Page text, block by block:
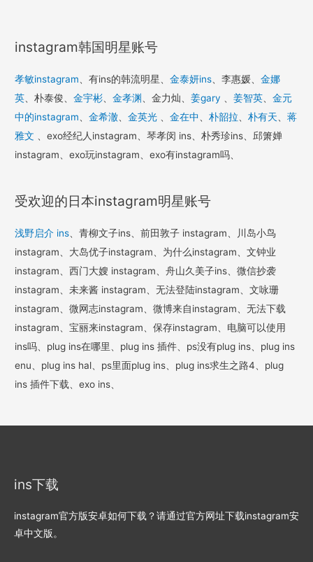
instagram韩国明星账号
孝敏instagram 、有ins的韩流明星、金泰妍ins 、李惠媛、金娜
英 、朴泰俊、金宇彬 、金孝渊 、金力灿、姜gary 、姜智英 、金元
中的instagram 、金希澈 、金英光 、金在中 、朴韶拉 、朴有天 、蒋
雅文 、exo经纪人instagram、琴孝闵 ins、朴秀珍ins、邱箫婵
instagram、exo玩instagram、exo有instagram吗、
受欢迎的日本instagram明星账号
浅野启介 ins、青柳文子ins、前田敦子 instagram、川岛小鸟
instagram、大岛优子instagram、为什么instagram、文钟业
instagram、西门大嫂 instagram、舟山久美子ins、微信抄袭
instagram、未来酱 instagram、无法登陆instagram、文咏珊
instagram、微网志instagram、微博来自instagram、无法下载
instagram、宝丽来instagram、保存instagram、电脑可以使用
ins吗、plug ins在哪里、plug ins 插件、ps没有plug ins、plug ins
enu、plug ins hal、ps里面plug ins、plug ins求生之路4、plug
ins 插件下载、exo ins、
ins下载
instagram官方版安卓如何下载？请通过官方网址下载instagram安
卓中文版。